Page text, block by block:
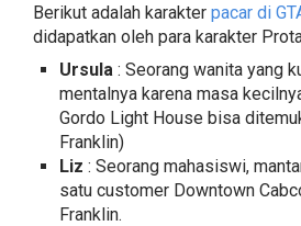
Berikut adalah karakter pacar di
didapatkan oleh para karakter
Ursula : Seorang wanita yang
mentalnya karena masa
Gordo Light House bisa
Franklin)
Liz : Seorang mahasiswi,
satu customer Downtown
Franklin.